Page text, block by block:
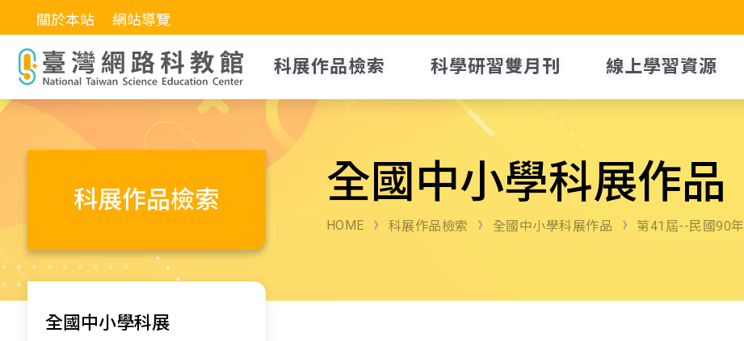
關於本站 網站導覽
科展作品檢索 科學研習雙月刊 線上學習資源
科展作品檢索 全國中小學科展作品
HOME 科展作品檢索 全國中小學科展作品 第41屆--民國90年
全國中小學科展